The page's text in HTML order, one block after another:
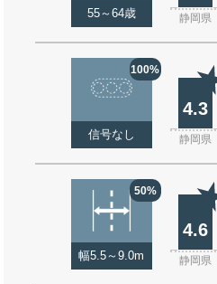
55～64歳 静岡県
100%
信号なし
4.3
静岡県
50%
幅5.5～9.0m
4.6
静岡県